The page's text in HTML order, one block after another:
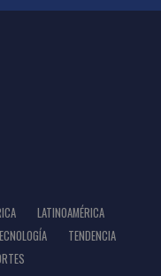
LATINOAMÉRICA
TENDENCIA